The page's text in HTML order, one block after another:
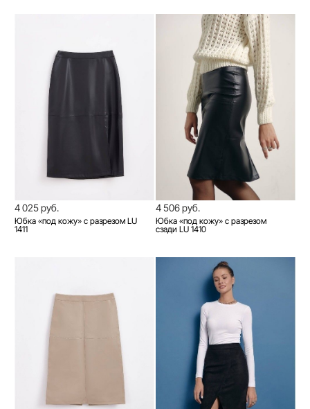
4 025 руб.
Юбка «под кожу» с разрезом LU
1411
4 506 руб.
Юбка «под кожу» с разрезом
сзади LU 1410